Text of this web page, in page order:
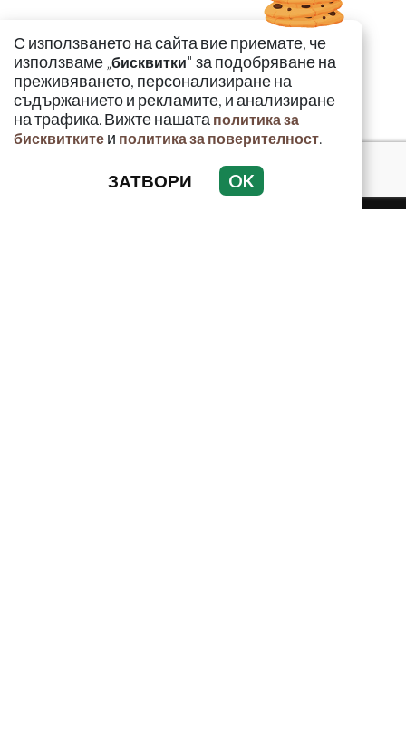
С използването на сайта вие приемате, че
използваме „бисквитки" за подобряване на
преживяването, персонализиране на
съдържанието и рекламите, и анализиране
на трафика. Вижте нашата политика за
бисквитките и политика за поверителност.
ЗАТВОРИ OK